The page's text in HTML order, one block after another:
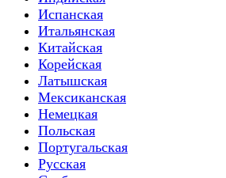
Испанская
Итальянская
Китайская
Корейская
Латышская
Мексиканская
Немецкая
Польская
Португальская
Русская